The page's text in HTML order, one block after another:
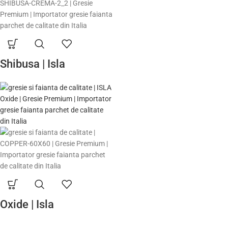
Shibusa | Isla
Oxide | Isla